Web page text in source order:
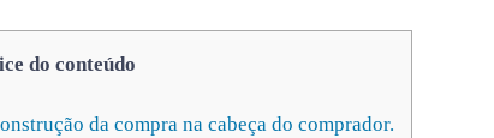
do conteúdo
da compra na cabeça do comprador.